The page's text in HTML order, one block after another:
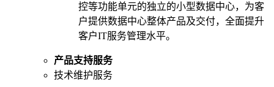
控等功能单元的独立的小型数据中心，为客
户提供数据中心整体产品及交付，全面提升
客户IT服务管理水平。
产品支持服务
技术维护服务